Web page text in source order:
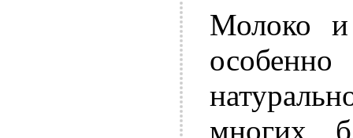
Молоко и
многих